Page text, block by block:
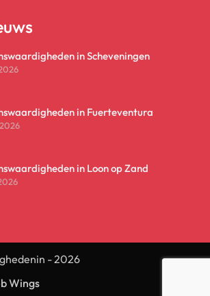
in Scheveningen
in Fuerteventura
in Loon op Zand
-2026
Wings